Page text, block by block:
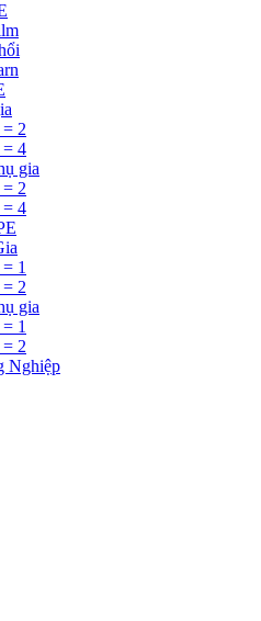
2
4
gia
2
4
1
2
gia
1
2
Nghiệp